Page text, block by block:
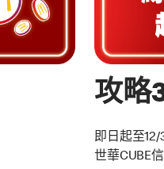
攻略
即日起至
世華CUBE